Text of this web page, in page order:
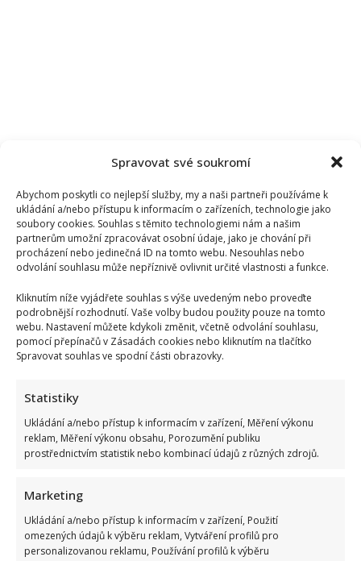
Spravovat své soukromí
Abychom poskytli co nejlepší služby, my a naši partneři používáme k
ukládání a/nebo přístupu k informacím o zařízeních, technologie jako
soubory cookies. Souhlas s těmito technologiemi nám a našim
partnerům umožní zpracovávat osobní údaje, jako je chování při
procházení nebo jedinečná ID na tomto webu. Nesouhlas nebo
odvolání souhlasu může nepříznivě ovlivnit určité vlastnosti a funkce.
Kliknutím níže vyjádřete souhlas s výše uvedeným nebo proveďte
podrobnější rozhodnutí. Vaše volby budou použity pouze na tomto
webu. Nastavení můžete kdykoli změnit, včetně odvolání souhlasu,
pomocí přepínačů v Zásadách cookies nebo kliknutím na tlačítko
Spravovat souhlas ve spodní části obrazovky.
Statistiky
Ukládání a/nebo přístup k informacím v zařízení, Měření výkonu
reklam, Měření výkonu obsahu, Porozumění publiku
prostřednictvím statistik nebo kombinací údajů z různých zdrojů.
Marketing
Ukládání a/nebo přístup k informacím v zařízení, Použití
omezených údajů k výběru reklam, Vytváření profilů pro
personalizovanou reklamu, Používání profilů k výběru